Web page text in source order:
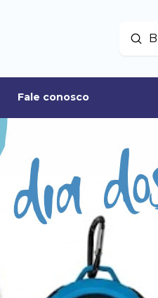
Buscar
Fale conosco